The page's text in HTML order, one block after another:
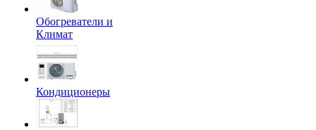
Обогреватели и
Климат
Кондиционеры